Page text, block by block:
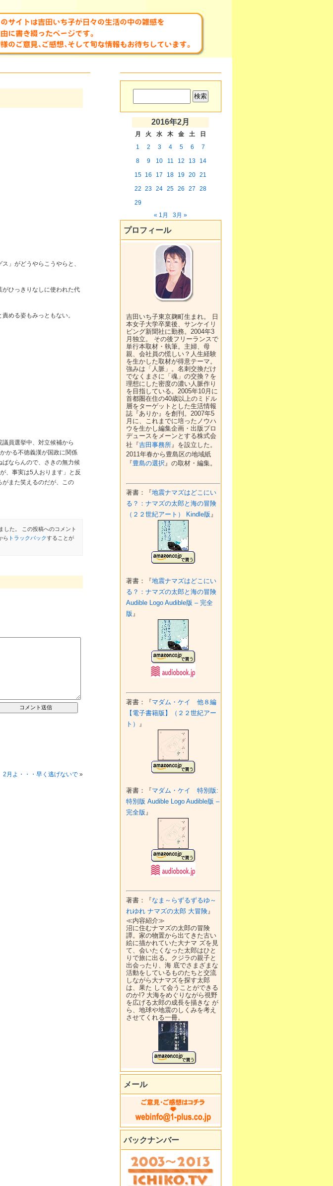
」がどうやらこうやらと、
ひっきりなしに使われた代
める姿もみっともない。
員選挙中、対立候補から
かる不徳義漢が国政に関係
ならんので、さきの無力候
、事実は5人おります」と反
また笑えるのだが、この
した。 この投稿へのコメント
ら トラックバックすることが
2月よ・・・早く逃げないで»
2016年2月
月 火 水 木 金 土
日
1
2 3 4 5 6
7
8
9 10 11 12 13
14
15
16 17 18 19 20 21
22 23 24 25 26 27
28
29
« 1月
3月 »
プロフィール
吉田いち子東京麹町生まれ。 日
本女子大学卒業後、サンケイリ
ビング新聞社に勤務。2004年3
月独立。 その後フリーランスで
単行本取材・執筆。主婦、母
親、会社員の慌しい？人生経験
を生かした取材が得意テーマ。
強みは「人脈」。名刺交換だけ
でなくまさに「魂」の交換？を
理想にした密度の濃い人脈作り
を目指している。2005年10月に
首都圏在住の40歳以上のミドル
層をターゲットとした生活情報
誌『ありか』を創刊。2007年5
月に、これまでに培ったノウハ
ウを生かし編集企画・出版プロ
デュースをメーンとする株式会
社『吉田事務所』を設立した。
2011年春から豊島区の地域紙
『豊島の選択』の取材・編集。
著書：『地震ナマズはどこにい
る？：ナマズの太郎と海の冒険
（２２世紀アート） Kindle版』
著書：『地震ナマズはどこにい
る？：ナマズの太郎と海の冒険
Audible Logo Audible版 – 完全
版』
著書：『マダム・ケイ 他８編
【電子書籍版】（２２世紀アー
ト）
』
著書：『マダム・ケイ 特別版:
特別版 Audible Logo Audible版 –
完全版 』
著書：『なま～らずるずるゆ～
れゆれ ナマズの太郎 大冒険』
≪内容紹介≫
沼に住むナマズの太郎の冒険
譚。家の物置から出てきた古い
絵に描かれていた大ナマ ズを見
て、会いたくなった太郎はひと
りで旅に出る。クジラの親子と
出会ったり、海 底でさまざまな
活動をしているものたちと交流
しながら大ナマズを探す太郎
は、果た して会うことができる
のか!? 大海をめぐりながら視野
を広げる太郎の成長を描きな が
ら、地球や地震のしくみを考え
させてくれる一冊。
メール
バックナンバー